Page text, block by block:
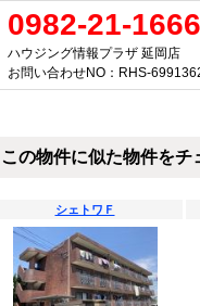
0982-21-1666
ハウジング情報プラザ 延岡店
お問い合わせNO：RHS-
この物件に似た物件をチ
シェトワＦ